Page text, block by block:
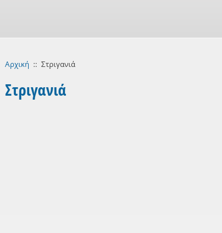
Αρχική :: Στριγανιά
Στριγανιά